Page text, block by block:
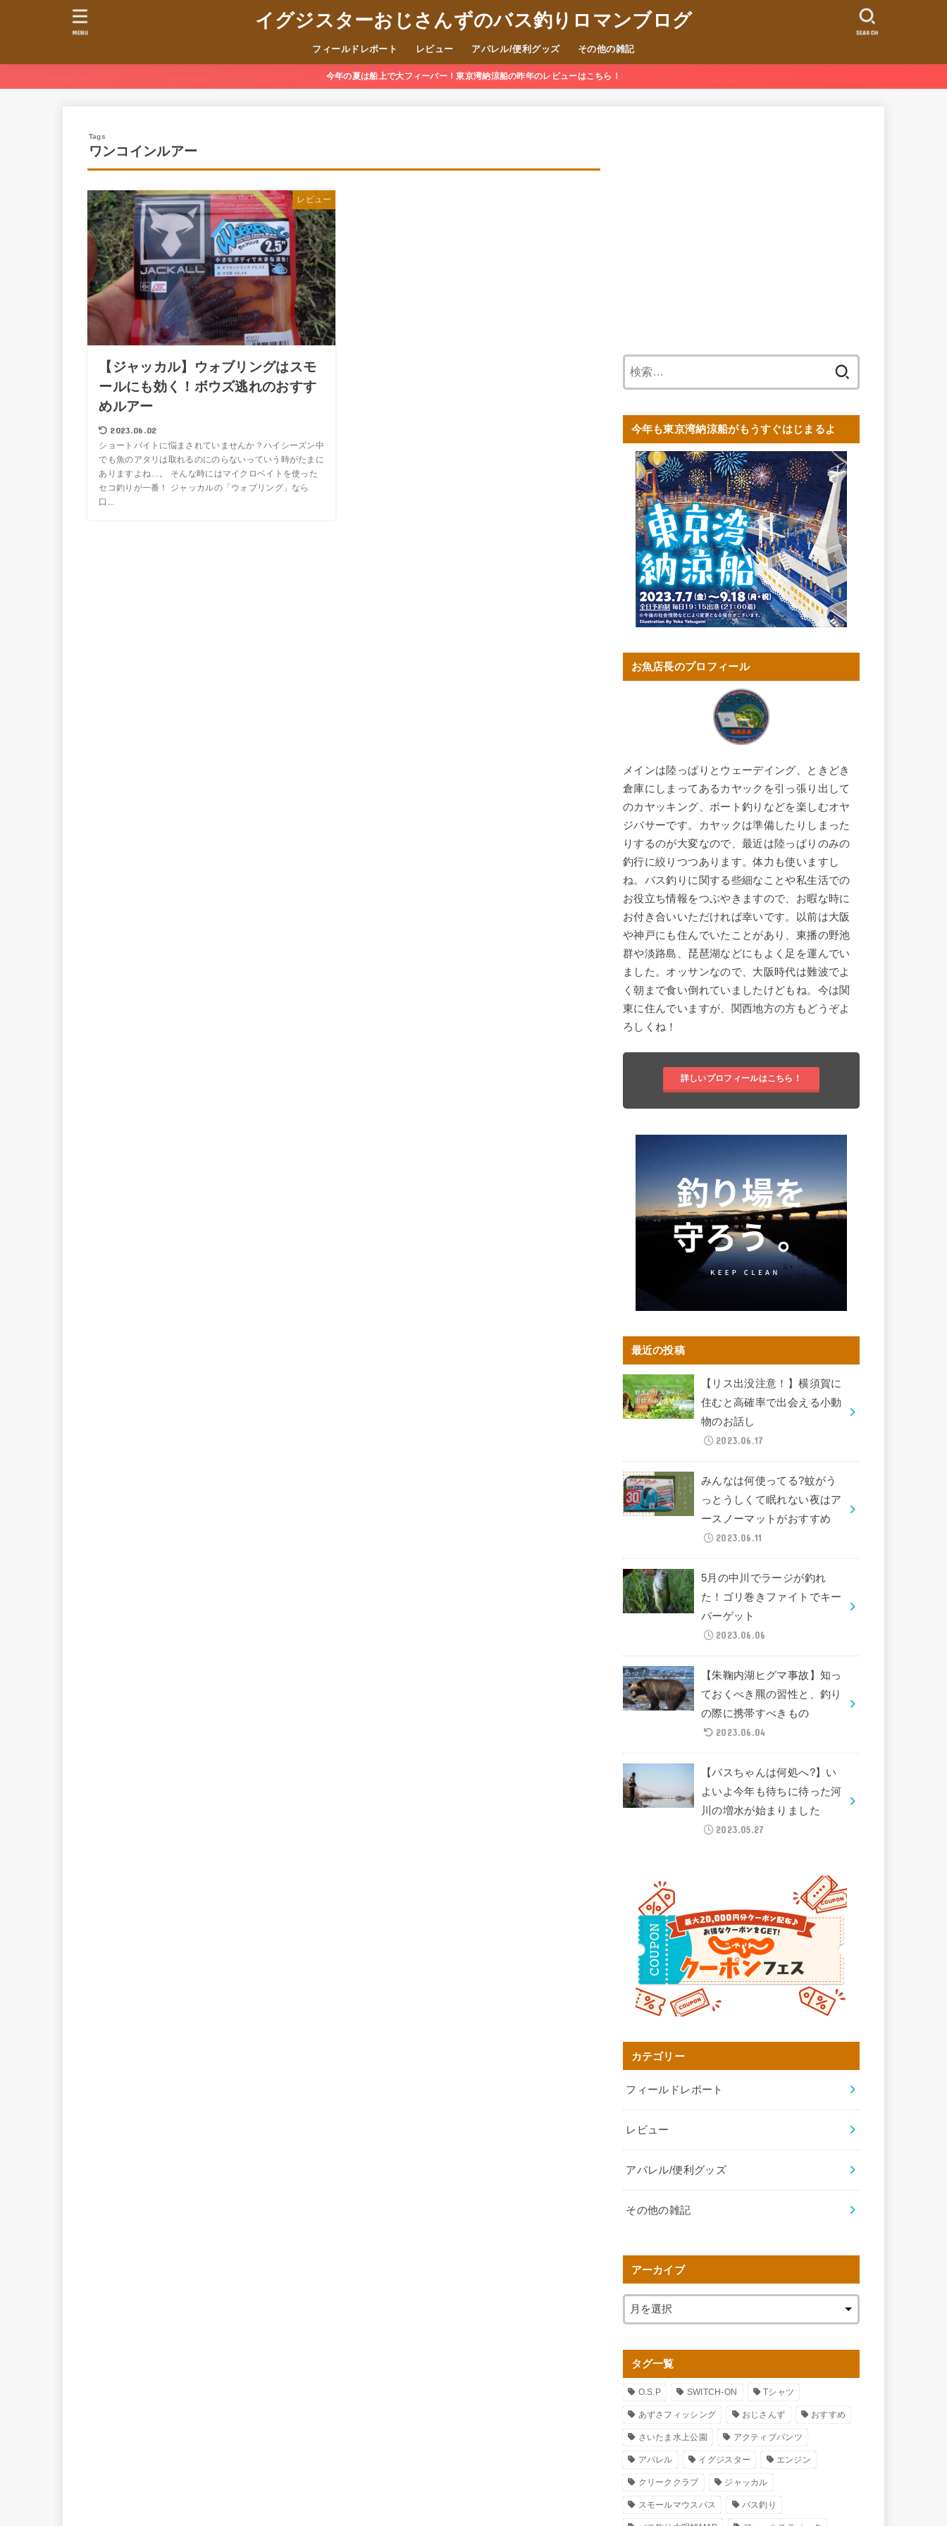
イグジスターおじさんずのバス釣りロマンブログ
フィールドレポート レビュー アパレル/便利グッズ その他の雑記
SEARCH
MENU
今年の夏は船上で大フィーバー！東京湾納涼船の昨年のレビューはこちら！
ワンコインルアー
レビュー
【ジャッカル】ウォブリングはスモ
ールにも効く！ボウズ逃れのおすす
めルアー
2023.06.02
ショートバイトに悩まされていませんか？ハイシーズン中
でも魚のアタリは取れるのにのらないっていう時がたまに
ありますよね…。 そんな時にはマイクロベイトを使った
セコ釣りが一番！ ジャッカルの「ウォブリング」なら
口...
今年も東京湾納涼船がもうすぐはじまるよ
お魚店長のプロフィール
メインは陸っぱりとウェーデイング、ときどき
倉庫にしまってあるカヤックを引っ張り出して
のカヤッキング、ボート釣りなどを楽しむオヤ
ジバサーです。カヤックは準備したりしまった
りするのが大変なので、最近は陸っぱりのみの
釣行に絞りつつあります。体力も使いますし
ね。バス釣りに関する些細なことや私生活での
お役立ち情報をつぶやきますので、お暇な時に
お付き合いいただければ幸いです。以前は大阪
や神戸にも住んでいたことがあり、東播の野池
群や淡路島、琵琶湖などにもよく足を運んでい
ました。オッサンなので、大阪時代は難波でよ
く朝まで食い倒れていましたけどもね。今は関
東に住んでいますが、関西地方の方もどうぞよ
ろしくね！
詳しいプロフィールはこちら！
最近の投稿
【リス出没注意！】横須賀に
住むと高確率で出会える小動
物のお話し
2023.06.17
みんなは何使ってる?蚊がう
っとうしくて眠れない夜はア
ースノーマットがおすすめ
2023.06.11
5月の中川でラージが釣れ
た！ゴリ巻きファイトでキー
パーゲット
2023.06.06
【朱鞠内湖ヒグマ事故】知っ
ておくべき羆の習性と、釣り
の際に携帯すべきもの
2023.06.04
【バスちゃんは何処へ?】い
よいよ今年も待ちに待った河
川の増水が始まりました
2023.05.27
カテゴリー
フィールドレポート
レビュー
アパレル/便利グッズ
その他の雑記
アーカイブ
タグ一覧
O.S.P SWITCH-ON Tシャツ
あずさフィッシング おじさんず おすすめ
さいたま水上公園 アクティブパンツ
アパレル イグジスター エンジン
クリーククラブ ジャッカル
スモールマウスバス バス釣り